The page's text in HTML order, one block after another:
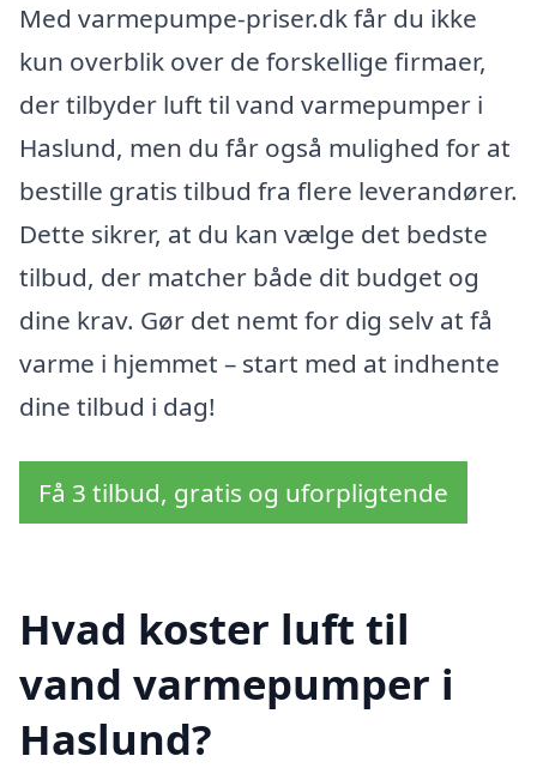
Med varmepumpe-priser.dk får du ikke
kun overblik over de forskellige firmaer,
der tilbyder luft til vand varmepumper i
Haslund, men du får også mulighed for at
bestille gratis tilbud fra flere leverandører.
Dette sikrer, at du kan vælge det bedste
tilbud, der matcher både dit budget og
dine krav. Gør det nemt for dig selv at få
varme i hjemmet – start med at indhente
dine tilbud i dag!
Få 3 tilbud, gratis og uforpligtende
Hvad koster luft til
vand varmepumper i
Haslund?